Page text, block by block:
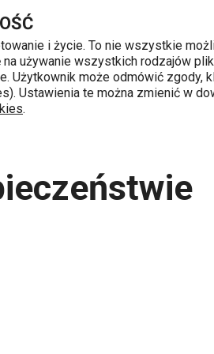
i życie. To nie wszystkie
na używanie wszystkich rodzajów
Użytkownik może odmówić zgody,
Ustawienia te można zmienić w
.
głównej zawartości
do wyszukiwania
do nawigacji